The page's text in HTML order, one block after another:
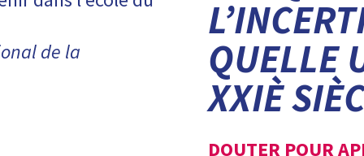
de la
QUELLE
XXIÈ
DOUTER POUR